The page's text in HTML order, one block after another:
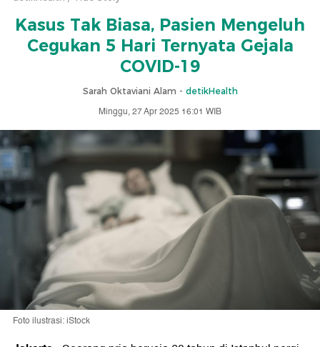
Kasus Tak Biasa, Pasien Mengeluh
Cegukan 5 Hari Ternyata Gejala
COVID-19
Sarah Oktaviani Alam - detikHealth
Minggu, 27 Apr 2025 16:01 WIB
Foto ilustrasi: iStock